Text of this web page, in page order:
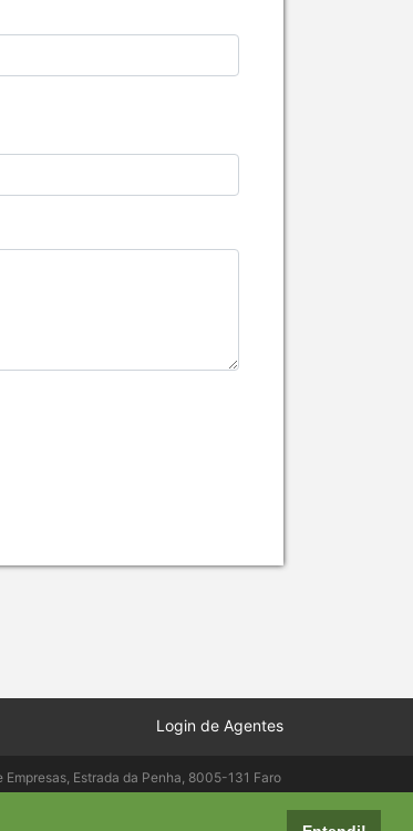
Login de Agentes
Estrada da Penha, 8005-131 Faro